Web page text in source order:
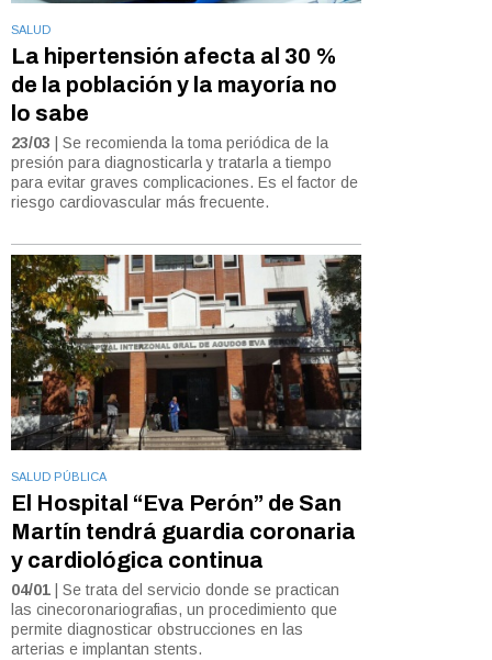
SALUD
La hipertensión afecta al 30 %
de la población y la mayoría no
lo sabe
23/03 | Se recomienda la toma periódica de la
presión para diagnosticarla y tratarla a tiempo
para evitar graves complicaciones. Es el factor de
riesgo cardiovascular más frecuente.
SALUD PÚBLICA
El Hospital “Eva Perón” de San
Martín tendrá guardia coronaria
y cardiológica continua
04/01 | Se trata del servicio donde se practican
las cinecoronariografias, un procedimiento que
permite diagnosticar obstrucciones en las
arterias e implantan stents.